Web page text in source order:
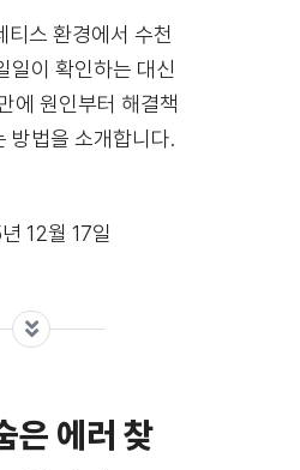
티스 환경에서 수천
일이 확인하는 대신
에 원인부터 해결책
방법을 소개합니다.
12월 17일
은 에러 찾